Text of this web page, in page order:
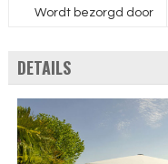
Wordt bezorgd door
DETAILS